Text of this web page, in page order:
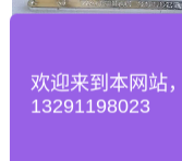
吕梁如何优化
工艺参数以适应
欢迎来到本网站
13291198023